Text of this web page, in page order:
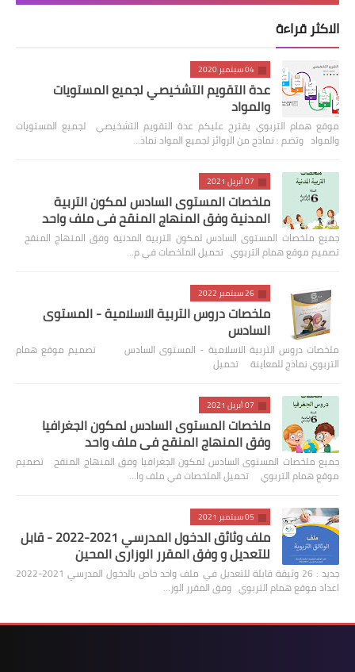
الاكثر قراءة
04 سبتمبر 2020
عدة التقويم التشخيصي لجميع المستويات
والمواد
موقع همام التربوي يقترح عليكم عدة التقويم التشخيصي لجميع المستويات
والمواد وتضم : نماذج من الروائز لجميع المواد نماذ…
07 أبريل 2021
ملخصات المستوى السادس لمكون التربية
المدنية وفق المنهاج المنقح في ملف واحد
جميع ملخصات المستوى السادس لمكون التربية المدنية وفق المنهاج المنقح
تصميم موقع همام التربوي تحميل الملخصات في م…
26 سبتمبر 2022
ملخصات دروس التربية الاسلامية - المستوى
السادس
ملخصات دروس التربية الاسلامية - المستوى السادس تصميم موقع همام
التربوي نماذج للمعاينة تحميل
07 أبريل 2021
ملخصات المستوى السادس لمكون الجغرافيا
وفق المنهاج المنقح في ملف واحد
جميع ملخصات المستوى السادس لمكون الجغرافيا وفق المنهاج المنقح تصميم
موقع همام التربوي تحميل الملخصات في ملف وا…
05 سبتمبر 2021
ملف وثائق الدخول المدرسي 2021-2022 - قابل
للتعديل و وفق المقرر الوزاري المحين
جديد : 26 وثيقة قابلة للتعديل في ملف واحد خاص بالدخول المدرسي 2021-2022
اعداد موقع همام التربوي وفق المقرر الوز…